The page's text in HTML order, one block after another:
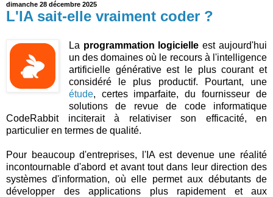
dimanche 28 décembre 2025
L'IA sait-elle vraiment coder ?
La programmation logicielle est aujourd'hui
un des domaines où le recours à l'intelligence
artificielle générative est le plus courant et
considéré le plus productif. Pourtant, une
étude, certes imparfaite, du fournisseur de
solutions de revue de code informatique
CodeRabbit inciterait à relativiser son efficacité, en
particulier en termes de qualité.
Pour beaucoup d'entreprises, l'IA est devenue une réalité
incontournable d'abord et avant tout dans leur direction des
systèmes d'information, où elle permet aux débutants de
développer des applications plus rapidement et aux